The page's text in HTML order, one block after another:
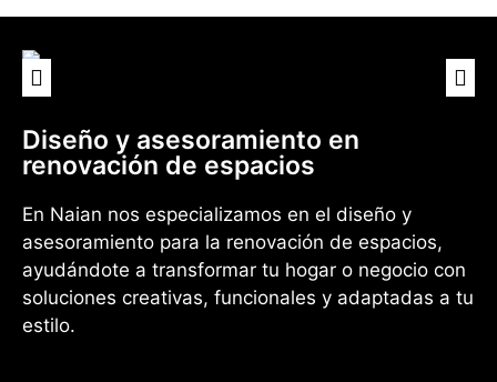
Diseño y asesoramiento en
renovación de espacios
En Naian nos especializamos en el diseño y
asesoramiento para la renovación de espacios,
ayudándote a transformar tu hogar o negocio con
soluciones creativas, funcionales y adaptadas a tu
estilo.